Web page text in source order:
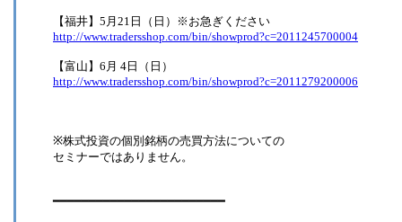
【福井】5月21日（日）※お急ぎください
http://www.tradersshop.com/bin/showprod?c=2011245700004
【富山】6月 4日（日）
http://www.tradersshop.com/bin/showprod?c=2011279200006
※株式投資の個別銘柄の売買方法についての
セミナーではありません。
━━━━━━━━━━━━━━━━━━━━━━━━